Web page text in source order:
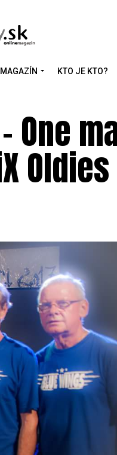
MAGAZÍN KTO JE KTO?
One
Oldies